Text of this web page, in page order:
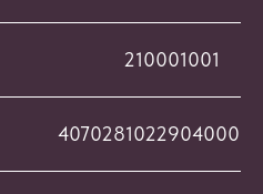
210001001